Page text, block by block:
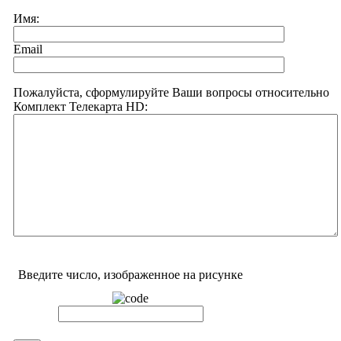
Имя:
Email
Пожалуйста, сформулируйте Ваши вопросы относительно
Комплект Телекарта HD:
Введите число, изображенное на рисунке